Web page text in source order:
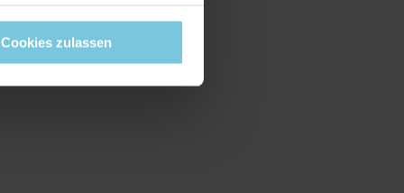
Cookies zulassen